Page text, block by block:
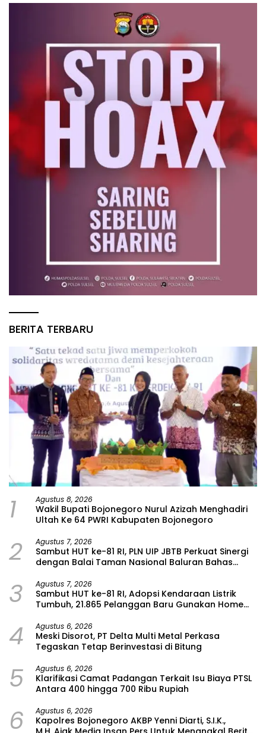
BERITA TERBARU
1 Agustus 8, 2026
Wakil Bupati Bojonegoro Nurul Azizah Menghadiri
Ultah Ke 64 PWRI Kabupaten Bojonegoro
2 Agustus 7, 2026
Sambut HUT ke-81 RI, PLN UIP JBTB Perkuat Sinergi
dengan Balai Taman Nasional Baluran Bahas
Watudodol/Kalipuro
3 Agustus 7, 2026
Sambut HUT ke-81 RI, Adopsi Kendaraan Listrik
Tumbuh, 21.865 Pelanggan Baru Gunakan Home
4 Agustus 6, 2026
Meski Disorot, PT Delta Multi Metal Perkasa
Tegaskan Tetap Berinvestasi di Bitung
5 Agustus 6, 2026
Klarifikasi Camat Padangan Terkait Isu Biaya PTSL
Antara 400 hingga 700 Ribu Rupiah
6 Agustus 6, 2026
Kapolres Bojonegoro AKBP Yenni Diarti, S.I.K.,